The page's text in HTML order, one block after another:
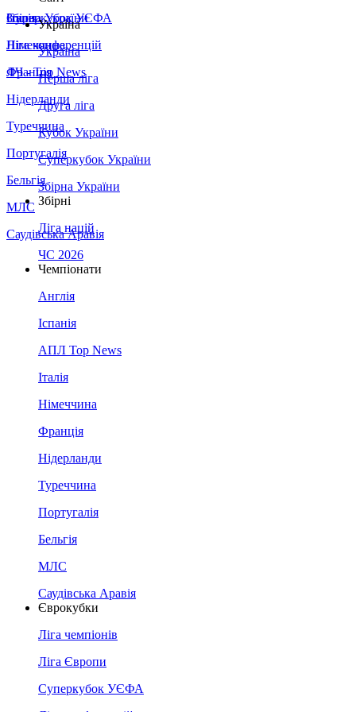
Збірна України
Італія
Німеччина
Франція
Нідерланди
Туреччина
Португалія
Бельгія
МЛС
Саудівська Аравія
Суперкубок УЄФА
Ліга конференцій
ЛЧ - Top News
Україна
Україна
Перша ліга
Друга ліга
Кубок України
Суперкубок України
Збірна України
Збірні
Ліга націй
ЧС 2026
Чемпіонати
Англія
Іспанія
АПЛ Top News
Італія
Німеччина
Франція
Нідерланди
Туреччина
Португалія
Бельгія
МЛС
Саудівська Аравія
Єврокубки
Ліга чемпіонів
Ліга Європи
Суперкубок УЄФА